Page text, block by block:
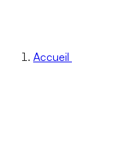
Accueil